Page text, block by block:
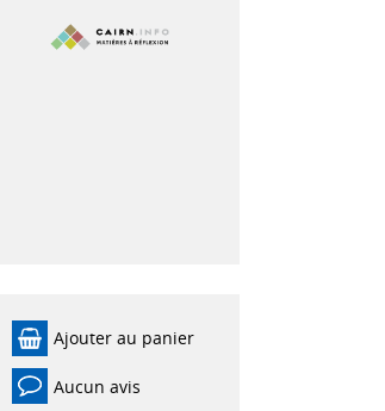
Ajouter au panier
Aucun avis